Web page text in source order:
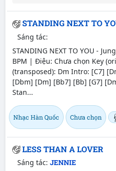
STANDING NEXT TO
Sáng tác:
STANDING NEXT TO YOU -
BPM | Điệu: Chưa chọn Key
(transposed): Dm Intro: [C7]
[Dbm] [Dm] [Bb7] [Bb] [G7]
Stan...
Nhạc Hàn Quốc Chưa chọn
LESS THAN A LOVER
Sáng tác: JENNIE